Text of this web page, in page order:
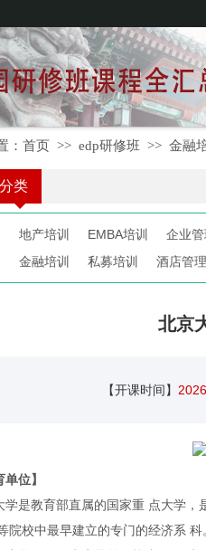
： 首页 >> edp研修班 >> 金融
类
地产培训 EMBA培训 企业管
金融培训 私募培训 酒店管理
北京
【开课时间】
单位】
学是教育部直属的国家重 点大学，
院校中最早建立的专门的经济系